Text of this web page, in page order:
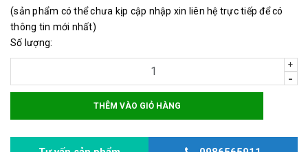
(sản phẩm có thể chưa kịp cập nhập xin liên hệ trực tiếp để có
thông tin mới nhất)
Số lượng:
+
-
THÊM VÀO GIỎ HÀNG